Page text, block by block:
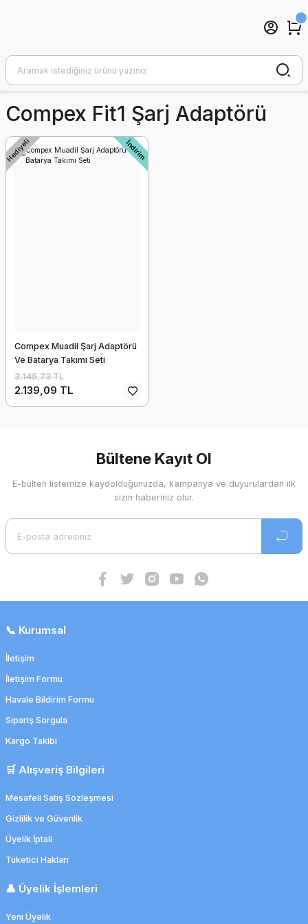
Compex Fit1 Şarj Adaptörü
Hediyeli İndirim
Compex Muadil Şarj Adaptörü
Ve Batarya Takımı Seti
3.145,73 TL
2.139,09 TL
Bültene Kayıt Ol
E-bülten listemize kaydolduğunuzda, kampanya ve duyurulardan ilk
sizin haberiniz olur.
📞 Kurumsal
İletişim
İletişim Formu
Havale Bildirim Formu
Sipariş Sorgula
Kargo Takibi
🛒 Alışveriş Bilgileri
Mesafeli Satış Sözleşmesi
Gizlilik ve Güvenlik
Üyelik İptali
Tüketici Hakları
👤 Üyelik İşlemleri
Yeni Üyelik